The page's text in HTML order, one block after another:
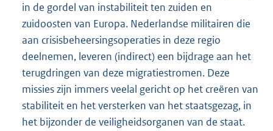
in de gordel van instabiliteit ten zuiden en
zuidoosten van Europa. Nederlandse militairen die
aan crisisbeheersingsoperaties in deze regio
deelnemen, leveren (indirect) een bijdrage aan het
terugdringen van deze migratiestromen. Deze
missies zijn immers veelal gericht op het creëren van
stabiliteit en het versterken van het staatsgezag, in
het bijzonder de veiligheidsorganen van de staat.